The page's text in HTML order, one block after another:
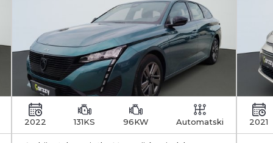
2022 131KS 96KW Automatski 2021